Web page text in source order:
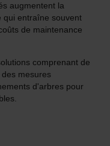
augmentent la
qui entraîne souvent
de maintenance
comprenant de
mesures
d'arbres pour